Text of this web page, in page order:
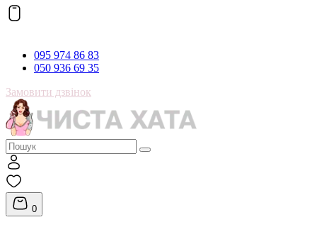
095 974 86 83
050 936 69 35
Замовити дзвінок
0